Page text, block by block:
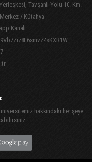
Tavşanlı Yolu 10. Km.
/ Kütahya
Kanalı:
hakkındaki her şeye